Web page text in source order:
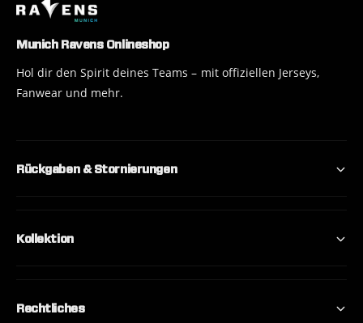
Munich Ravens Onlineshop
Hol dir den Spirit deines Teams – mit offiziellen Jerseys,
Fanwear und mehr.
Rückgaben & Stornierungen
Kollektion
Rechtliches